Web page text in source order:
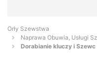
Orły Szewstwa
Naprawa Obuwia, Usługi
Dorabianie kluczy i